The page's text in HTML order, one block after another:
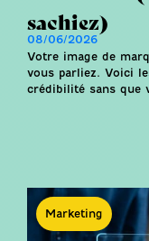
sachiez)
08/06/2026
Votre image de
vous parliez. Voici
crédibilité sans que
Marketing